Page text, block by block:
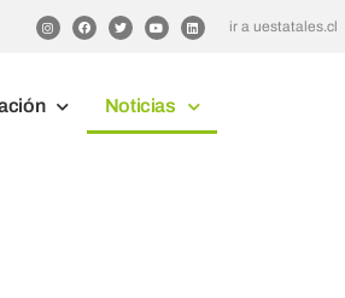
ir a uestatales.cl
Noticias